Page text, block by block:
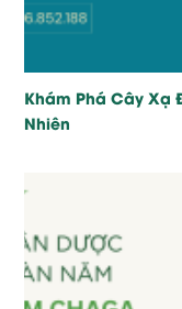
Khám Phá Cây Xạ
Nhiên